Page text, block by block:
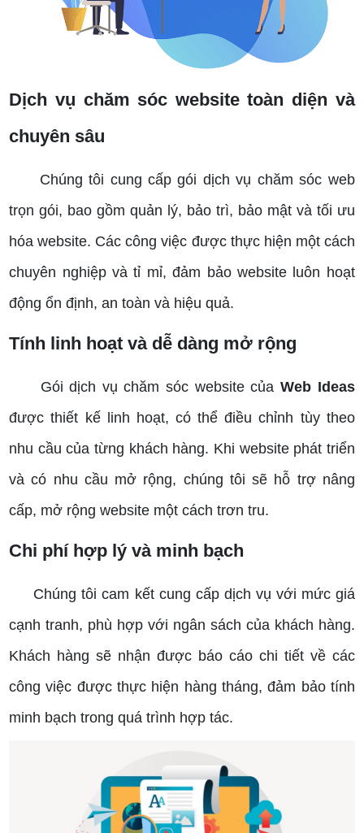
Dịch vụ chăm sóc website toàn diện và
chuyên sâu
Chúng tôi cung cấp gói dịch vụ chăm sóc web
trọn gói, bao gồm quản lý, bảo trì, bảo mật và tối ưu
hóa website. Các công việc được thực hiện một cách
chuyên nghiệp và tỉ mỉ, đảm bảo website luôn hoạt
động ổn định, an toàn và hiệu quả.
Tính linh hoạt và dễ dàng mở rộng
Gói dịch vụ chăm sóc website củaWeb Ideas
được thiết kế linh hoạt, có thể điều chỉnh tùy theo
nhu cầu của từng khách hàng. Khi website phát triển
và có nhu cầu mở rộng, chúng tôi sẽ hỗ trợ nâng
cấp, mở rộng website một cách trơn tru.
Chi phí hợp lý và minh bạch
Chúng tôi cam kết cung cấp dịch vụ với mức giá
cạnh tranh, phù hợp với ngân sách của khách hàng.
Khách hàng sẽ nhận được báo cáo chi tiết về các
công việc được thực hiện hàng tháng, đảm bảo tính
minh bạch trong quá trình hợp tác.